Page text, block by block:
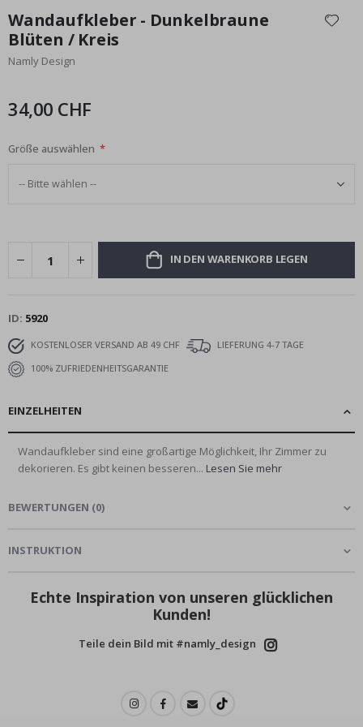
der
Bildgalerie
springen
Wandaufkleber - Dunkelbraune
Blüten / Kreis
Namly Design
34,00 CHF
Größe auswählen
IN DEN WARENKORB LEGEN
ID 5920
KOSTENLOSER VERSAND AB 49 CHF
LIEFERUNG 4-7 TAGE
100% ZUFRIEDENHEITSGARANTIE
EINZELHEITEN
Wandaufkleber sind eine großartige Möglichkeit, Ihr Zimmer zu
dekorieren. Es gibt keinen besseren... Lesen Sie mehr
BEWERTUNGEN (0)
INSTRUKTION
Echte Inspiration von unseren glücklichen
Kunden!
Teile dein Bild mit #namly_design